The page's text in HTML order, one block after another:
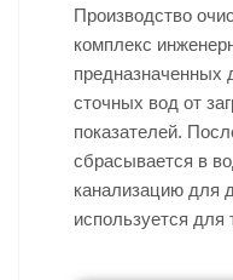
Производство
комплекс
предназначенных
сточных вод от
показателей.
сбрасывается в
канализацию для
используется для